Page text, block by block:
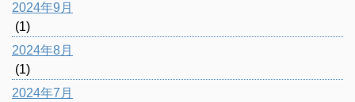
2024年9月
(1)
2024年8月
(1)
2024年7月